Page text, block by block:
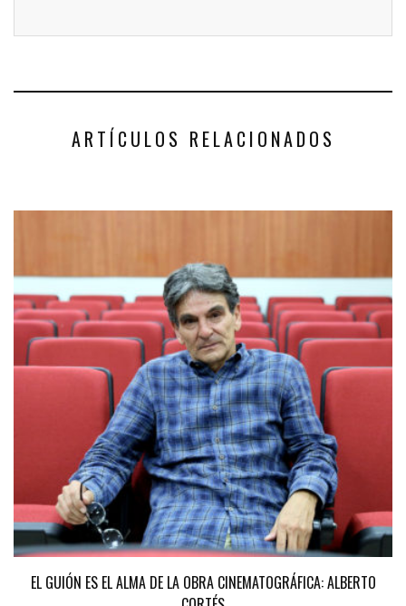
ARTÍCULOS RELACIONADOS
EL GUIÓN ES EL ALMA DE LA OBRA CINEMATOGRÁFICA: ALBERTO